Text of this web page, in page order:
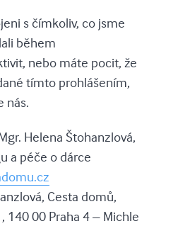
s čímkoliv, co jsme
během
nebo máte pocit, že
tímto prohlášením,
nás.
Helena Štohanzlová,
a péče o dárce
Cesta domů,
140 00 Praha 4 – Michle